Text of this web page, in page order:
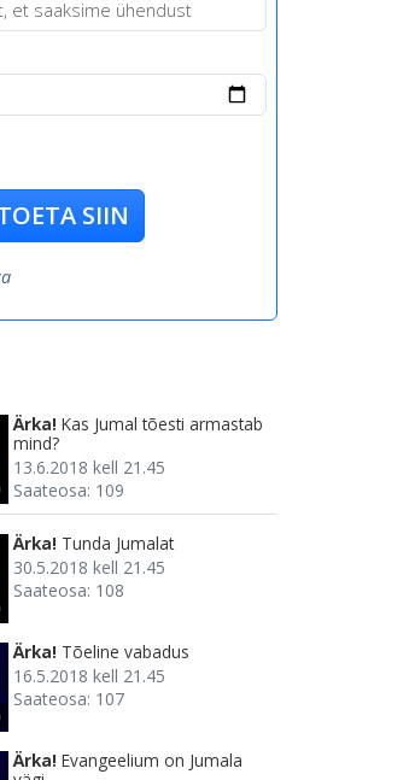
SIIN
Ärka! Kas Jumal tõesti armastab
mind?
13.6.2018 kell 21.45
Saateosa: 109
Ärka! Tunda Jumalat
30.5.2018 kell 21.45
Saateosa: 108
Ärka! Tõeline vabadus
16.5.2018 kell 21.45
Saateosa: 107
Ärka! Evangeelium on Jumala